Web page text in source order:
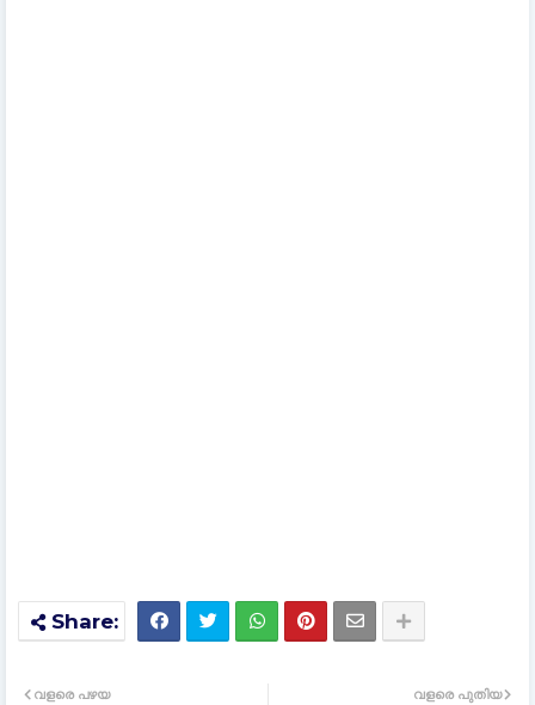
വളരെ പുതിയ
വളരെ പഴയ